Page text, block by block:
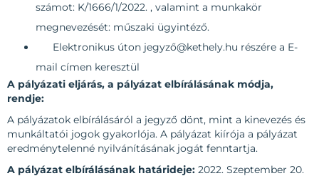
számot: K/1666/1/2022. , valamint a munkakör
megnevezését: műszaki ügyintéző.
Elektronikus úton jegyző@kethely.hu részére a E-
mail címen keresztül
A pályázati eljárás, a pályázat elbírálásának módja,
rendje:
A pályázatok elbírálásáról a jegyző dönt, mint a kinevezés és
munkáltatói jogok gyakorlója. A pályázat kiírója a pályázat
eredménytelenné nyilvánításának jogát fenntartja.
A pályázat elbírálásának határideje: 2022. Szeptember 20.